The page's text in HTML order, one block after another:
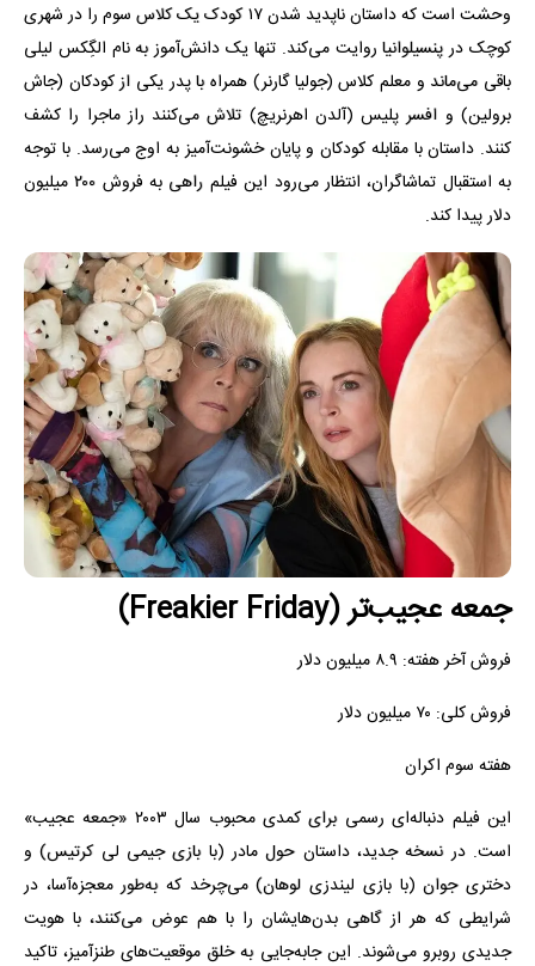
وحشت است که داستان ناپدید شدن ۱۷ کودک یک کلاس سوم را در شهری
کوچک در پنسیلوانیا روایت می‌کند. تنها یک دانش‌آموز به نام الگِکس لیلی
باقی می‌ماند و معلم کلاس (جولیا گارنر) همراه با پدر یکی از کودکان (جاش
برولین) و افسر پلیس (آلدن اهرنریچ) تلاش می‌کنند راز ماجرا را کشف
کنند. داستان با مقابله کودکان و پایان خشونت‌آمیز به اوج می‌رسد. با توجه
به استقبال تماشاگران، انتظار می‌رود این فیلم راهی به فروش ۲۰۰ میلیون
دلار پیدا کند.
جمعه عجیب‌تر (Freakier Friday)
فروش آخر هفته: ۸.۹ میلیون دلار
فروش کلی: ۷۰ میلیون دلار
هفته سوم اکران
این فیلم دنباله‌ای رسمی برای کمدی محبوب سال ۲۰۰۳ «جمعه عجیب»
است. در نسخه جدید، داستان حول مادر (با بازی جیمی لی کرتیس) و
دختری جوان (با بازی لیندزی لوهان) می‌چرخد که به‌طور معجزه‌آسا، در
شرایطی که هر از گاهی بدن‌هایشان را با هم عوض می‌کنند، با هویت
جدیدی روبرو می‌شوند. این جابه‌جایی به خلق موقعیت‌های طنزآمیز، تاکید